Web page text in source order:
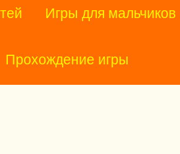
Игры для мальчиков
Прохождение игры